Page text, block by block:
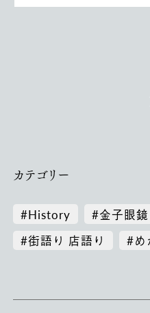
カテゴリー
#History
#金子眼
#街語り 店語り
#め